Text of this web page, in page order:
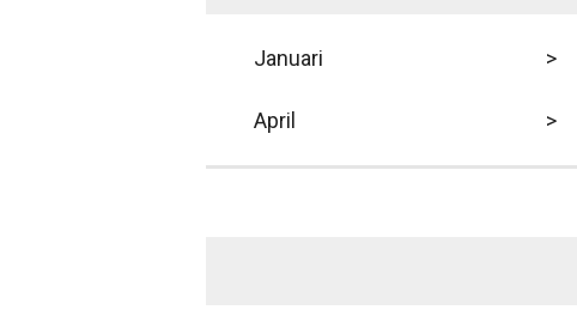
Januari >
April >